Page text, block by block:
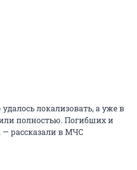
локализовать, а уже в
полностью. Погибших и
— рассказали в МЧС